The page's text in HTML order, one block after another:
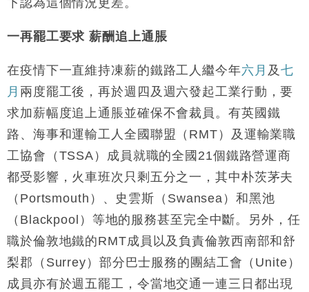
下認為這個情況更差。
一再罷工要求 薪酬追上通脹
在疫情下一直維持凍薪的鐵路工人繼今年六月 及 七
月 兩度罷工後，再於週四及週六發起工業行動，要
求加薪幅度追上通脹並確保不會裁員。有英國鐵
路、海事和運輸工人全國聯盟（RMT）及運輸業職
工協會（TSSA）成員就職的全國21個鐵路營運商
都受影響，火車班次只剩五分之一，其中朴茨茅夫
（Portsmouth）、史雲斯（Swansea）和黑池
（Blackpool）等地的服務甚至完全中斷。另外，任
職於倫敦地鐵的RMT成員以及負責倫敦西南部和舒
梨郡（Surrey）部分巴士服務的團結工會（Unite）
成員亦有於週五罷工，令當地交通一連三日都出現